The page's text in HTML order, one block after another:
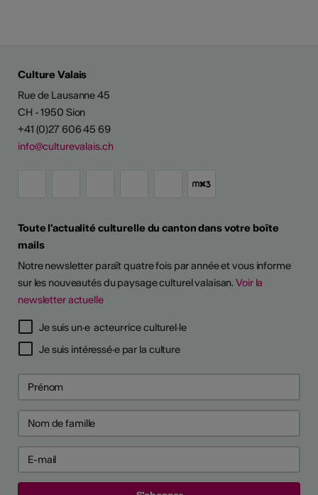
Culture Valais
Rue de Lausanne 45
CH - 1950 Sion
+41 (0)27 606 45 69
info@culturevalais.ch
Toute l'actualité culturelle du canton dans votre boîte
mails
Notre newsletter paraît quatre fois par année et vous informe
sur les nouveautés du paysage culturel valaisan.Voir la
newsletter actuelle
Je suis un·e acteur·rice culturel·le
Je suis intéressé·e par la culture